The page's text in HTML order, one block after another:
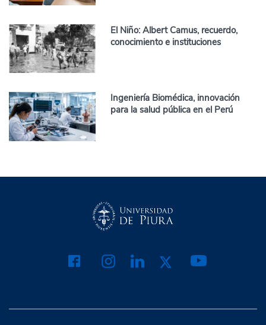
El Niño: Albert Camus, recuerdo,
conocimiento e instituciones
Ingeniería Biomédica, innovación
para la salud pública en el Perú